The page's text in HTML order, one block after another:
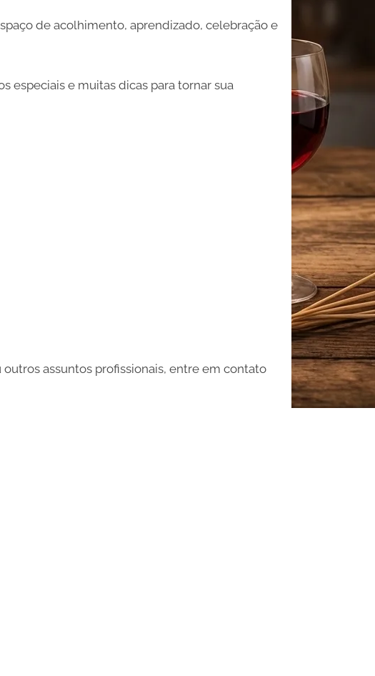
de acolhimento, aprendizado, celebração e
especiais e muitas dicas para tornar sua
assuntos profissionais, entre em contato